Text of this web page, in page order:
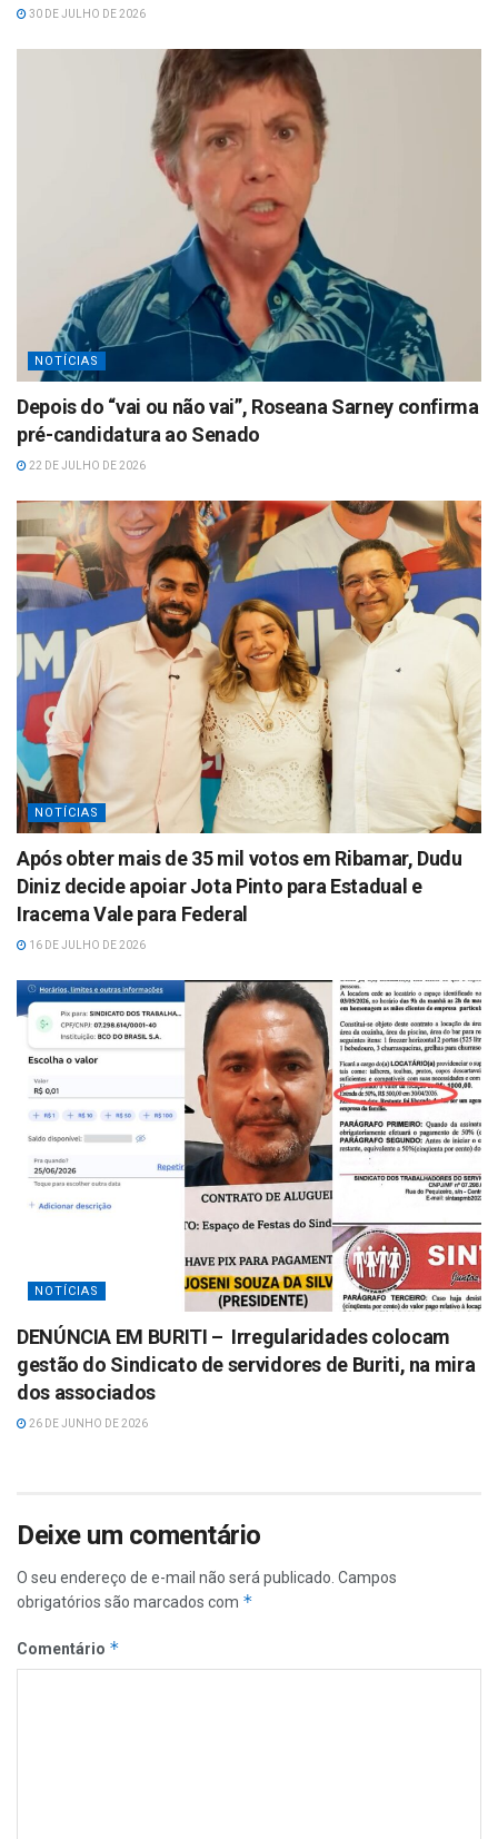
30 DE JULHO DE 2026
NOTÍCIAS
Depois do “vai ou não vai”, Roseana Sarney confirma
pré-candidatura ao Senado
22 DE JULHO DE 2026
NOTÍCIAS
Após obter mais de 35 mil votos em Ribamar, Dudu
Diniz decide apoiar Jota Pinto para Estadual e
Iracema Vale para Federal
16 DE JULHO DE 2026
NOTÍCIAS
DENÚNCIA EM BURITI – Irregularidades colocam
gestão do Sindicato de servidores de Buriti, na mira
dos associados
26 DE JUNHO DE 2026
Deixe um comentário
O seu endereço de e-mail não será publicado. Campos
obrigatórios são marcados com *
Comentário *